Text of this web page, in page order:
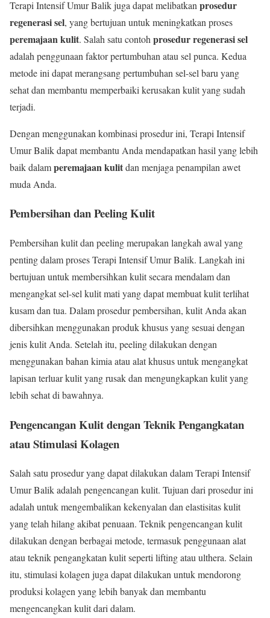
Terapi Intensif Umur Balik juga dapat melibatkan prosedur
regenerasi sel, yang bertujuan untuk meningkatkan proses
peremajaan kulit. Salah satu contoh prosedur regenerasi sel
adalah penggunaan faktor pertumbuhan atau sel punca. Kedua
metode ini dapat merangsang pertumbuhan sel-sel baru yang
sehat dan membantu memperbaiki kerusakan kulit yang sudah
terjadi.
Dengan menggunakan kombinasi prosedur ini, Terapi Intensif
Umur Balik dapat membantu Anda mendapatkan hasil yang lebih
baik dalamperemajaan kulitdan menjaga penampilan awet
muda Anda.
Pembersihan dan Peeling Kulit
Pembersihan kulit dan peeling merupakan langkah awal yang
penting dalam proses Terapi Intensif Umur Balik. Langkah ini
bertujuan untuk membersihkan kulit secara mendalam dan
mengangkat sel-sel kulit mati yang dapat membuat kulit terlihat
kusam dan tua. Dalam prosedur pembersihan, kulit Anda akan
dibersihkan menggunakan produk khusus yang sesuai dengan
jenis kulit Anda. Setelah itu, peeling dilakukan dengan
menggunakan bahan kimia atau alat khusus untuk mengangkat
lapisan terluar kulit yang rusak dan mengungkapkan kulit yang
lebih sehat di bawahnya.
Pengencangan Kulit dengan Teknik Pengangkatan
atau Stimulasi Kolagen
Salah satu prosedur yang dapat dilakukan dalam Terapi Intensif
Umur Balik adalah pengencangan kulit. Tujuan dari prosedur ini
adalah untuk mengembalikan kekenyalan dan elastisitas kulit
yang telah hilang akibat penuaan. Teknik pengencangan kulit
dilakukan dengan berbagai metode, termasuk penggunaan alat
atau teknik pengangkatan kulit seperti lifting atau ulthera. Selain
itu, stimulasi kolagen juga dapat dilakukan untuk mendorong
produksi kolagen yang lebih banyak dan membantu
mengencangkan kulit dari dalam.